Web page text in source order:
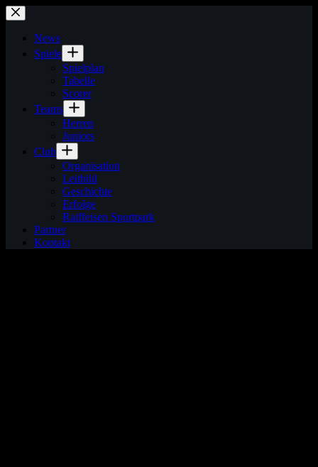
Zum
Inhalt
springenNews
Spiele
Spielplan
Tabelle
Scorer
Teams
Herren
Juniors
Club
Organisation
Leitbild
Geschichte
Erfolge
Raiffeisen Sportpark
Partner
Kontakt